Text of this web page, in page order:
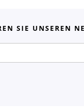
SIE UNSEREN